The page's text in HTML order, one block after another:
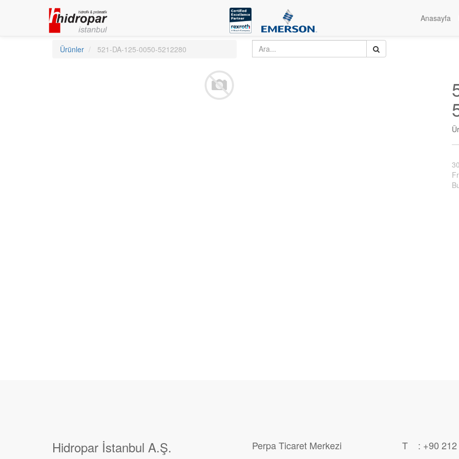
Anasayfa
Ürünler 521-DA-125-0050-5212280
Hidropar İstanbul A.Ş.
Perpa Ticaret Merkezi
T : +90 212